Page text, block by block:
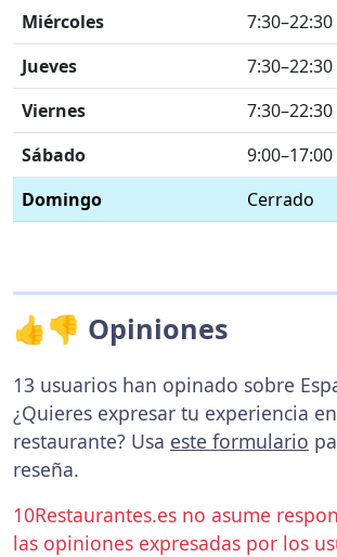
Miércoles
7:30–22:30
Jueves
7:30–22:30
Viernes
7:30–22:30
Sábado
9:00–17:00
Domingo
Cerrado
👍👎 Opiniones
13 usuarios han opinado sobre
¿Quieres expresar tu experiencia
restaurante? Usa este formulario
reseña.
10Restaurantes.es no asume
las opiniones expresadas por los